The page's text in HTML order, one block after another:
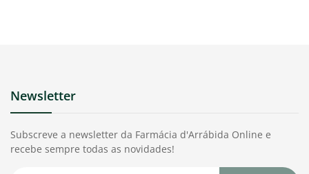
Newsletter
Subscreve a newsletter da Farmácia d'Arrábida Online e
recebe sempre todas as novidades!